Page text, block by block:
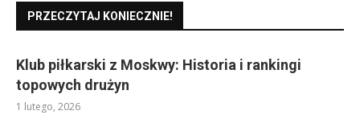
PRZECZYTAJ KONIECZNIE!
Klub piłkarski z Moskwy: Historia i rankingi
topowych drużyn
1 lutego, 2026